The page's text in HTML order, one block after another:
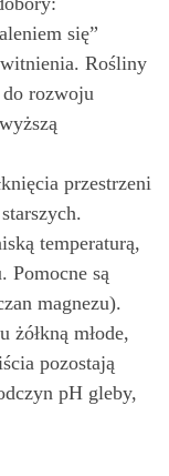
się”
Rośliny
rozwoju
przestrzeni
temperaturą,
Pomocne są
magnezu).
żółkną młode,
pozostają
pH gleby,